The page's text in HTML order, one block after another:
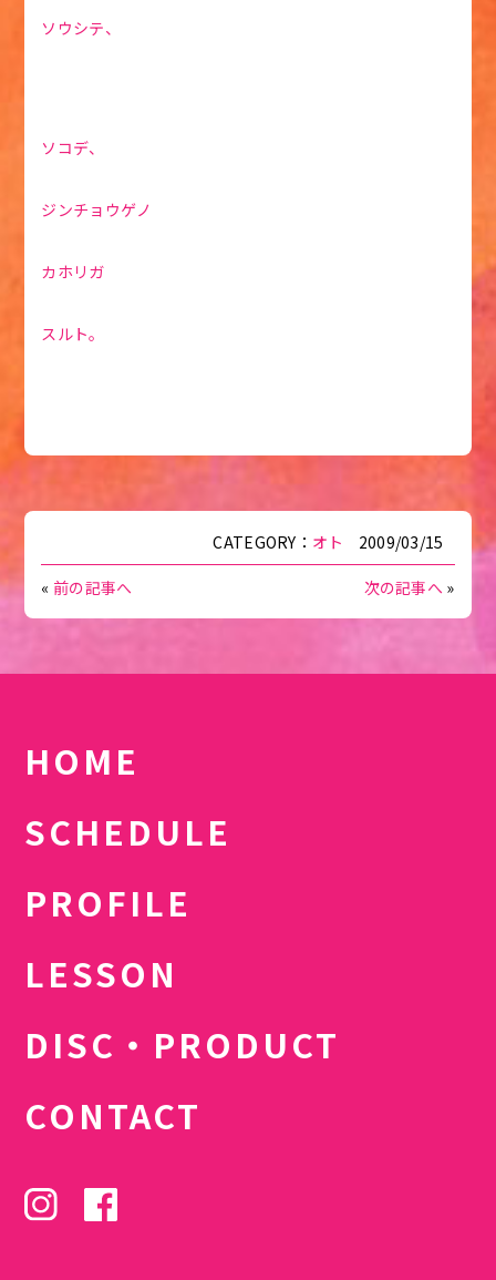
ソウシテ、
ソコデ、
ジンチョウゲノ
カホリガ
スルト。
CATEGORY： オト 2009/03/15
« 前の記事へ 次の記事へ »
HOME
SCHEDULE
PROFILE
LESSON
DISC・PRODUCT
CONTACT